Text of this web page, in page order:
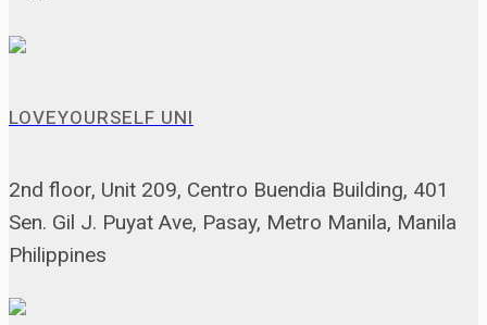
LOVEYOURSELF UNI
2nd floor, Unit 209, Centro Buendia Building, 401
Sen. Gil J. Puyat Ave, Pasay, Metro Manila, Manila
Philippines